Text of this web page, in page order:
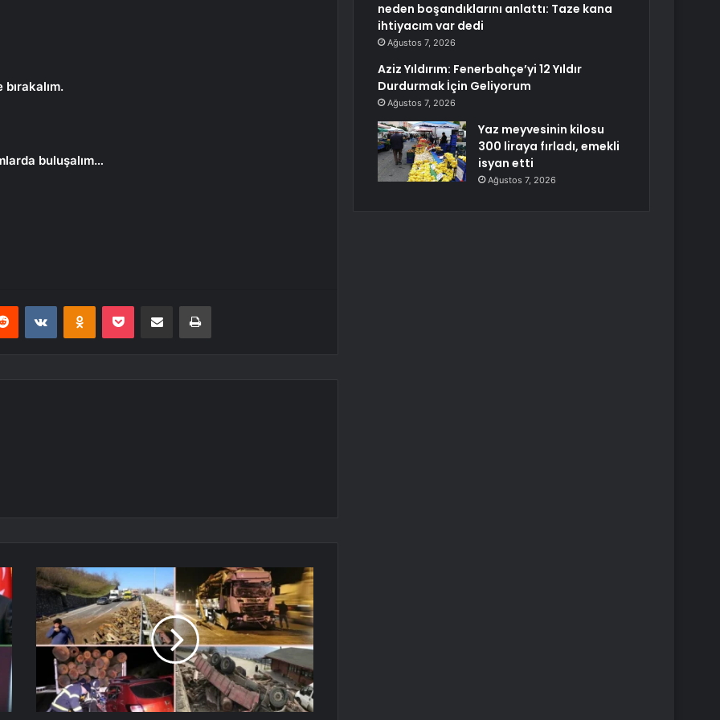
buluşalım…
Reddit VKontakteOdnoklassniki
Pocket E-Posta ile paylaş Yazdır
neden boşandıklarını anlattı: Taze kana
ihtiyacım var dedi
Ağustos 7, 2026
Aziz Yıldırım: Fenerbahçe’yi 12 Yıldır
Durdurmak İçin Geliyorum
Ağustos 7, 2026
Yaz meyvesinin kilosu
300 liraya fırladı, emekli
isyan etti
Ağustos 7, 2026